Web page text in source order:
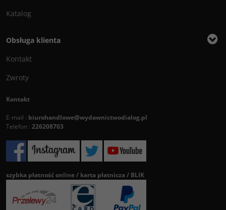
Katalog
Obsługa klienta
Kontakt
Zwroty
Kontakt
E-mail : biurohandlowe@wydawnictwodialog.pl
Telefon : 226208703
szybka płatność online / karta płatnicza / BLIK